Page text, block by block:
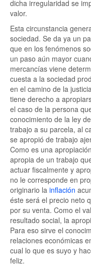
dicha irregularidad se
valor.
Esta circunstancia
sociedad. Se da ya un
que en los fenómenos
un paso aún mayor
mercancías viene
cuesta a la sociedad
en el camino de la
tiene derecho a
el caso de la persona
conocimiento de la ley
trabajo a su parcela, al
se apropió de trabajo
Como es una
apropia de un trabajo
actuar fiscalmente y
no le corresponde en
originario la inflación
éste será el precio neto
por su venta. Como el
resultado social, la
Para eso sirve el
relaciones económicas
cual lo que es suyo y
feliz.